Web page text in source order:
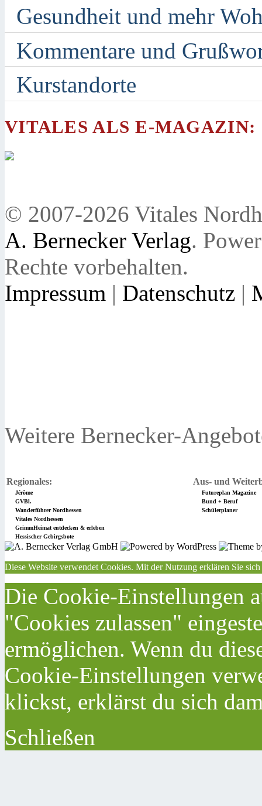
Gesundheit und mehr
Kommentare und
Kurstandorte
VITALES ALS E-MAGAZIN:
© 2007-2026 Vitales
A. Bernecker Verlag.
Rechte vorbehalten.
Impressum | Datenschutz |
Weitere Bernecker-
Regionales: Aus- und
Jérôme
Futureplan Magazine
GVBl.
Bund + Beruf
Wanderführer Nordhessen
Schülerplaner
Vitales Nordhessen
GrimmHeimat entdecken & erleben
Hessischer Gebirgsbote
Diese Website verwendet Cookies. Mit der Nutzung erklären Sie
Die Cookie-Einstellungen
"Cookies zulassen"
ermöglichen. Wenn du
Cookie-Einstellungen
klickst, erklärst du sich
Schließen